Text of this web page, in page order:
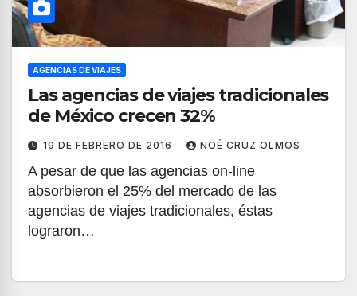
AGENCIAS DE VIAJES
Las agencias de viajes tradicionales
de México crecen 32%
19 DE FEBRERO DE 2016 NOÉ CRUZ OLMOS
A pesar de que las agencias on-line
absorbieron el 25% del mercado de las
agencias de viajes tradicionales, éstas
lograron…